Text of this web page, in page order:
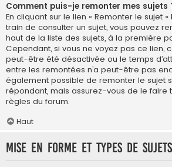
Comment puis-je remonter mes sujets
En cliquant sur le lien « Remonter le sujet
train de consulter un sujet, vous pouvez
haut de la liste des sujets, à la première
Cependant, si vous ne voyez pas ce lien,
peut-être été désactivée ou le temps
entre les remontées n’a peut-être pas
également possible de remonter le sujet
répondant, mais assurez-vous de le faire
règles du forum.
Haut
Mise en forme et types de sujets